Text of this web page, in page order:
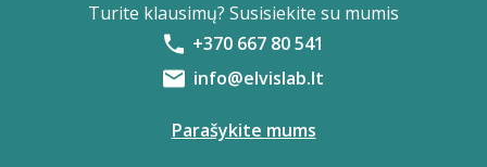
Turite klausimų? Susisiekite su mumis
+370 667 80 541
info@elvislab.lt
Parašykite mums